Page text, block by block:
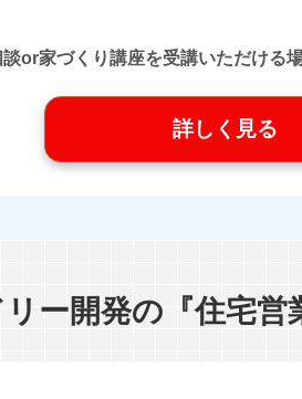
or家づくり講座を受講いただける
詳しく見る
ー開発の『住宅営